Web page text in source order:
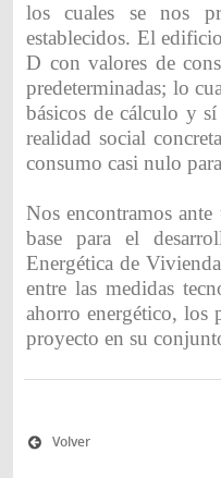
los cuales se nos
establecidos. El
D con valores de
predeterminadas; lo
básicos de cálculo y
realidad social
consumo casi nulo
Nos encontramos
base para el
Energética de
entre las medidas
ahorro energético, los
proyecto en su
Volver